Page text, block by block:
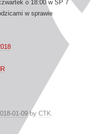
o 18:00 w SP 7
w sprawie
01-09 by CTK